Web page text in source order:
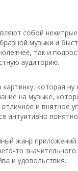
собой
музыки и
так и
аудиторию.
которая
на музыке,
и внятное
интуитивно
жанр
то
и удовольствия.